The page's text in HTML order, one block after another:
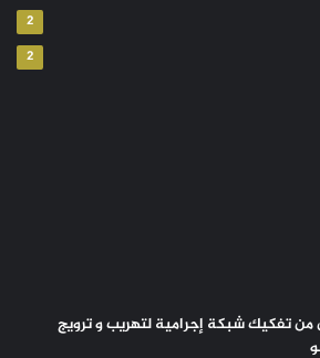
2
2
تفكيك شبكة إجرامية لتهريب و ترويج